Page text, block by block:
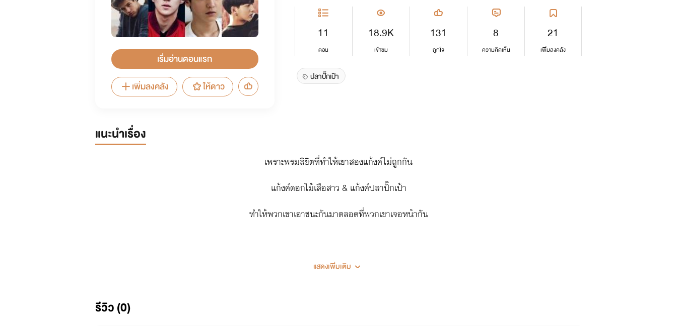
เริ่มอ่านตอนแรก
เพิ่มลงคลัง
ให้ดาว
11
ตอน
18.9K
เข้าชม
131
ถูกใจ
8
ความคิดเห็น
21
เพิ่มลงคลัง
ปลาปั๊กเป้า
แนะนำเรื่อง
เพราะพรมลิขิตที่ทำให้เขาสองแก้งค์ไม่ถูกกัน
แก้งค์ดอกไม้เสือสาว & แก้งค์ปลาปั๊กเป้า
ทำให้พวกเขาเอาชนะกันมาตลอดที่พวกเขาเจอหน้ากัน
เพราะพรมลิขิตที่ทำให้เขาสองแก้งค์กลายเป็นคู่รักกันอย่างน่าอิจฉา
แสดงเพิ่มเติม
รีวิว (0)